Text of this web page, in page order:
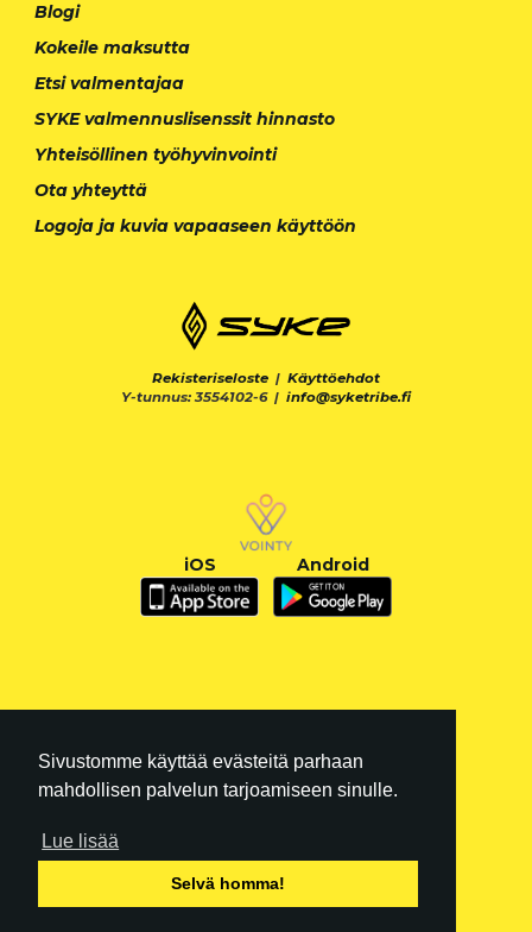
Sivustomme käyttää evästeitä parhaan
mahdollisen palvelun tarjoamiseen sinulle.
Lue lisää
Selvä homma!
Blogi
Kokeile maksutta
Etsi valmentajaa
SYKE valmennuslisenssit hinnasto
Yhteisöllinen työhyvinvointi
Ota yhteyttä
Logoja ja kuvia vapaaseen käyttöön
Rekisteriseloste | Käyttöehdot
Y-tunnus: 3554102-6 | info@syketribe.fi
iOS Android